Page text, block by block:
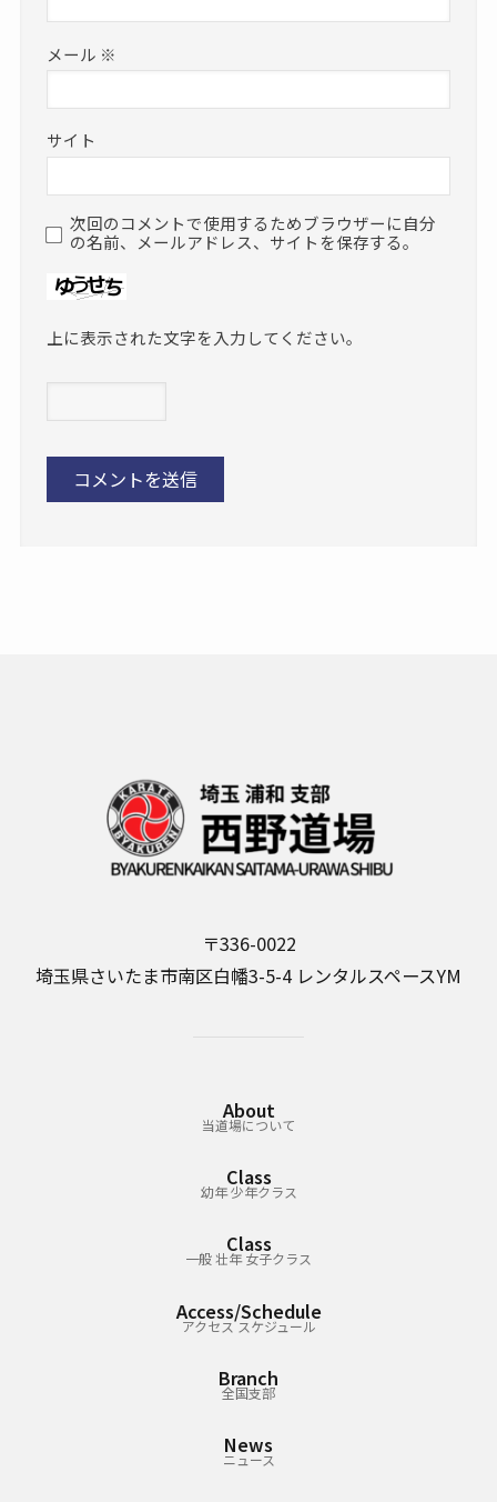
メール ※
サイト
次回のコメントで使用するためブラウザーに自分
の名前、メールアドレス、サイトを保存する。
上に表示された文字を入力してください。
〒336-0022
埼玉県さいたま市南区白幡3-5-4 レンタルスペースYM
About
当道場について
Class
幼年 少年クラス
Class
一般 壮年 女子クラス
Access/Schedule
アクセス スケジュール
Branch
全国支部
News
ニュース